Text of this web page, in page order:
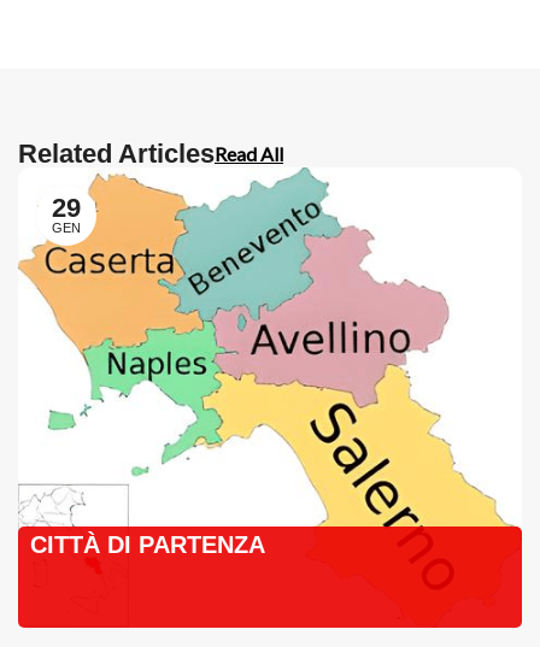
Related ArticlesRead All
29
GEN
CITTÀ DI PARTENZA